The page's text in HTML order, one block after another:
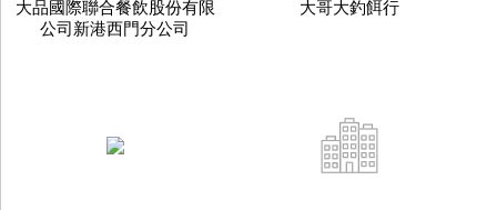
大品國際聯合餐飲股份有限
公司新港西門分公司
大哥大釣餌行